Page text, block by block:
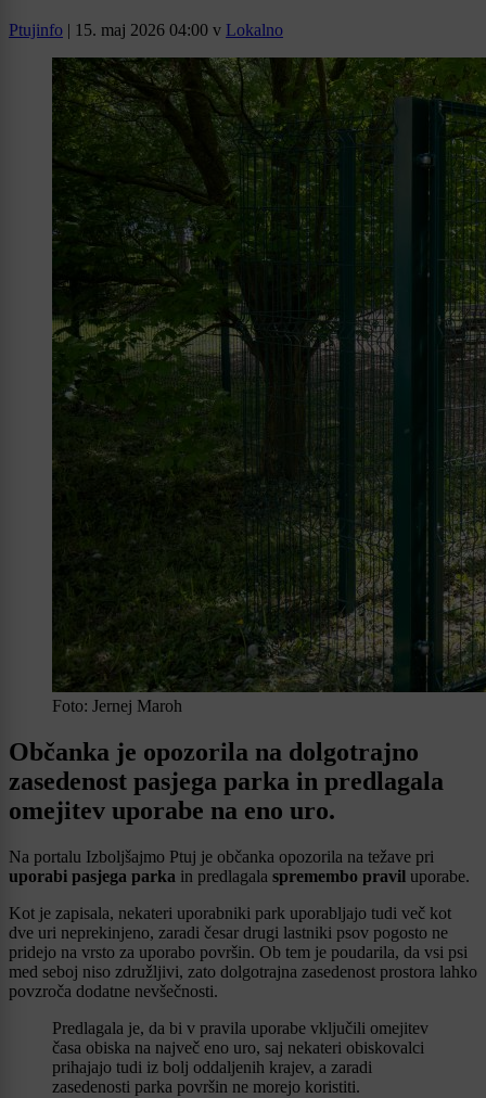
Ptujinfo | 15. maj 2026 04:00 v Lokalno
Foto: Jernej Maroh
Občanka je opozorila na dolgotrajno
zasedenost pasjega parka in predlagala
omejitev uporabe na eno uro.
Na portalu Izboljšajmo Ptuj je občanka opozorila na težave pri
uporabi pasjega parka in predlagala spremembo pravil uporabe.
Kot je zapisala, nekateri uporabniki park uporabljajo tudi več kot
dve uri neprekinjeno, zaradi česar drugi lastniki psov pogosto ne
pridejo na vrsto za uporabo površin. Ob tem je poudarila, da vsi psi
med seboj niso združljivi, zato dolgotrajna zasedenost prostora lahko
povzroča dodatne nevšečnosti.
Predlagala je, da bi v pravila uporabe vključili omejitev
časa obiska na največ eno uro, saj nekateri obiskovalci
prihajajo tudi iz bolj oddaljenih krajev, a zaradi
zasedenosti parka površin ne morejo koristiti.